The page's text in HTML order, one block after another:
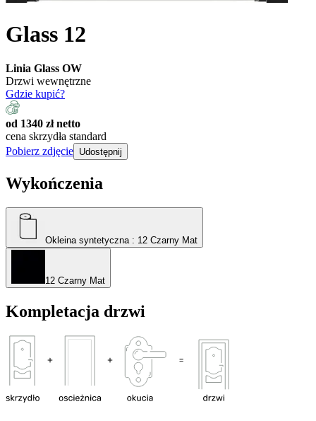
Glass 12
Linia Glass OW
Drzwi wewnętrzne
Gdzie kupić?
od 1340 zł netto
cena skrzydła standard
Pobierz zdjęcie Udostępnij
Wykończenia
Okleina syntetyczna : 12 Czarny Mat
12 Czarny Mat
Kompletacja drzwi